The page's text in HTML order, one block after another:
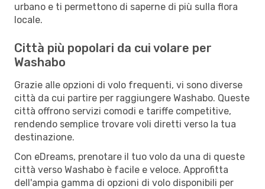
urbano e ti permettono di saperne di più sulla flora
locale.
Città più popolari da cui volare per
Washabo
Grazie alle opzioni di volo frequenti, vi sono diverse
città da cui partire per raggiungere Washabo. Queste
città offrono servizi comodi e tariffe competitive,
rendendo semplice trovare voli diretti verso la tua
destinazione.
Con eDreams, prenotare il tuo volo da una di queste
città verso Washabo è facile e veloce. Approfitta
dell'ampia gamma di opzioni di volo disponibili per